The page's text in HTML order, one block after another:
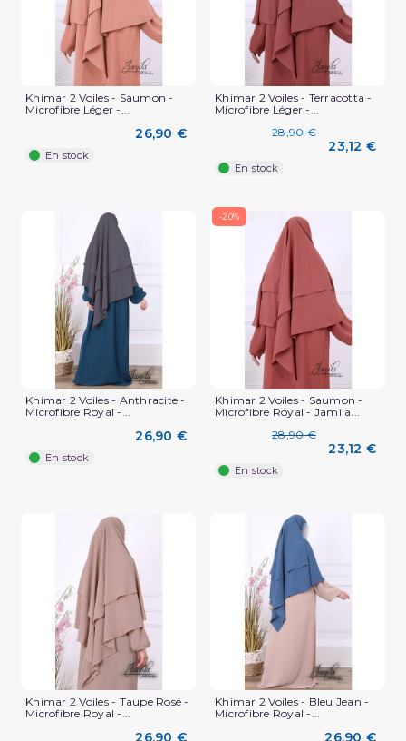
(2 avis)
Khimar 2 Voiles - Saumon -
Microfibre Léger -...
26,90 €
En stock
Khimar 2 Voiles - Terracotta -
Microfibre Léger -...
28,90 €
23,12 €
En stock
Khimar 2 Voiles - Anthracite -
Microfibre Royal -...
26,90 €
En stock
-20%
Khimar 2 Voiles - Saumon -
Microfibre Royal - Jamila...
28,90 €
23,12 €
En stock
Khimar 2 Voiles - Taupe Rosé -
Microfibre Royal -...
Khimar 2 Voiles - Bleu Jean -
Microfibre Royal -...